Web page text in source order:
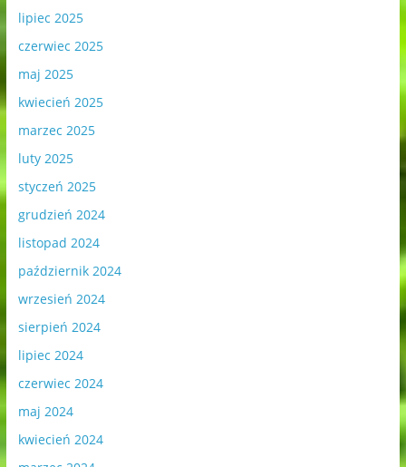
lipiec 2025
czerwiec 2025
maj 2025
kwiecień 2025
marzec 2025
luty 2025
styczeń 2025
grudzień 2024
listopad 2024
październik 2024
wrzesień 2024
sierpień 2024
lipiec 2024
czerwiec 2024
maj 2024
kwiecień 2024